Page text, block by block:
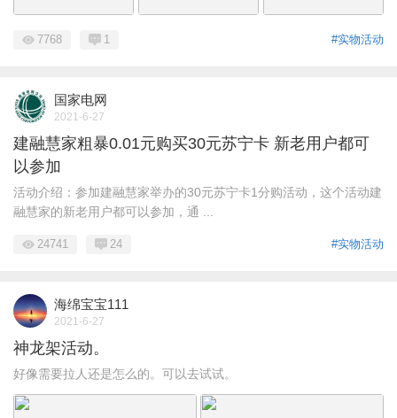
#实物活动
7768 1
国家电网
2021-6-27
建融慧家粗暴0.01元购买30元苏宁卡 新老用户都可
以参加
活动介绍：参加建融慧家举办的30元苏宁卡1分购活动，这个活动建
融慧家的新老用户都可以参加，通 ...
#实物活动
24741 24
海绵宝宝111
2021-6-27
神龙架活动。
好像需要拉人还是怎么的。可以去试试。